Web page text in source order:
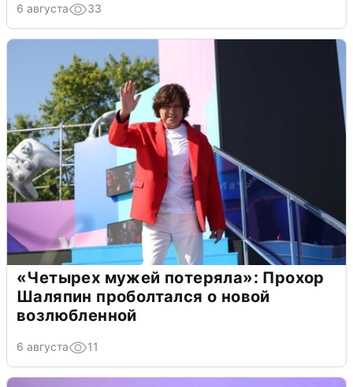
6 августа 33
«Четырех мужей потеряла»: Прохор
Шаляпин проболтался о новой
возлюбленной
6 августа 11